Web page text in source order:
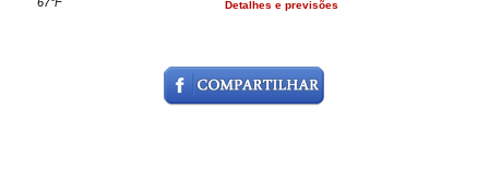
Detalhes e previsões